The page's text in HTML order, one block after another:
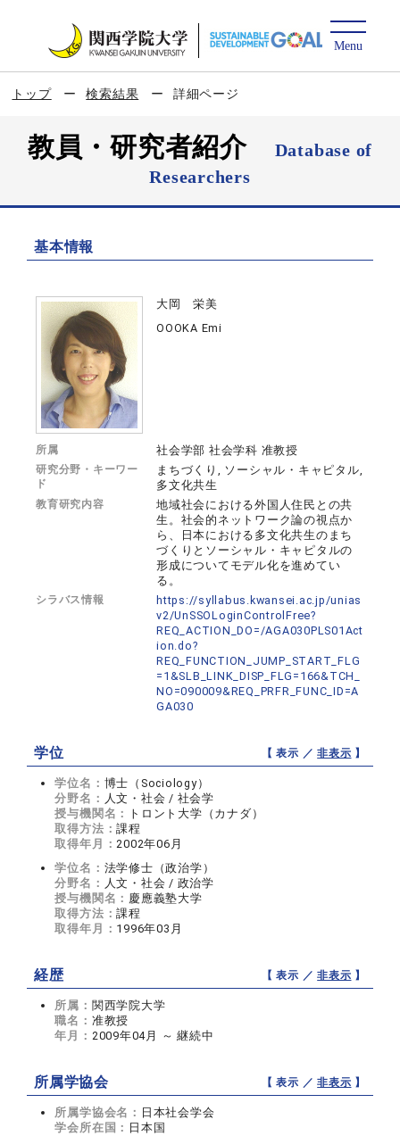
トップ 検索結果 詳細ページ
教員・研究者紹介
Database of
Researchers
基本情報
大岡 栄美
OOOKA Emi
所属 社会学部 社会学科 准教授
研究分野・キーワー
ド
まちづくり, ソーシャル・キャピタル,
多文化共生
教育研究内容
地域社会における外国人住民との共
生。社会的ネットワーク論の視点か
ら、日本における多文化共生のまち
づくりとソーシャル・キャピタルの
形成についてモデル化を進めてい
る。
シラバス情報
https://syllabus.kwansei.ac.jp/unias
v2/UnSSOLoginControlFree?
REQ_ACTION_DO=/AGA030PLS01Act
ion.do?
REQ_FUNCTION_JUMP_START_FLG
=1&SLB_LINK_DISP_FLG=166&TCH_
NO=090009&REQ_PRFR_FUNC_ID=A
GA030
学位 【 表示 ／非表示 】
学位名： 博士（Sociology）
分野名： 人文・社会 / 社会学
授与機関名：
トロント大学（カナダ）
取得方法：課程
取得年月：2002年06月
学位名： 法学修士（政治学）
分野名： 人文・社会 / 政治学
授与機関名： 慶應義塾大学
取得方法：課程
取得年月： 1996年03月
経歴 【 表示 ／非表示 】
所属： 関西学院大学
職名： 准教授
年月： 2009年04月 ～ 継続中
所属学協会 【 表示 ／非表示 】
所属学協会名： 日本社会学会
学会所在国： 日本国